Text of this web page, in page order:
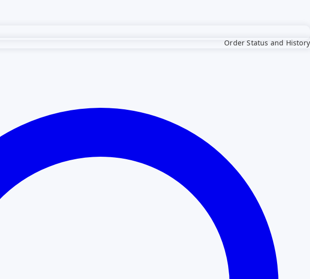
Order Status and History